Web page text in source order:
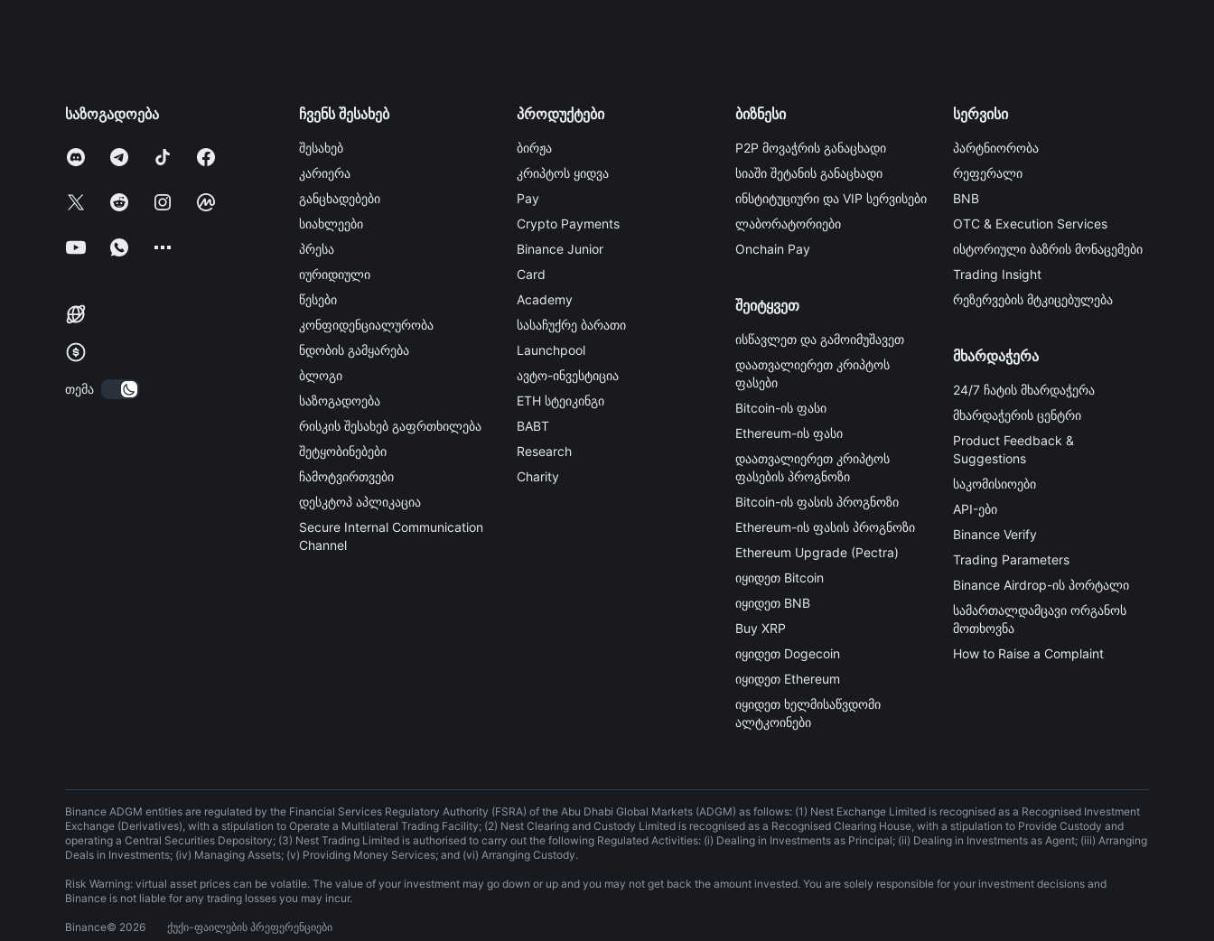
საზოგადოება
თემა
ჩვენს შესახებ
შესახებ
კარიერა
განცხადებები
სიახლეები
პრესა
იურიდიული
წესები
კონფიდენციალურობა
ნდობის გამყარება
ბლოგი
საზოგადოება
რისკის შესახებ გაფრთხილება
შეტყობინებები
ჩამოტვირთვები
დესკტოპ აპლიკაცია
Secure Internal Communication
Channel
პროდუქტები
ბირჟა
კრიპტოს ყიდვა
Pay
Crypto Payments
Binance Junior
Card
Academy
სასაჩუქრე ბარათი
Launchpool
ავტო-ინვესტიცია
ETH სტეიკინგი
BABT
Research
Charity
ბიზნესი
P2P მოვაჭრის განაცხადი
სიაში შეტანის განაცხადი
ინსტიტუციური და VIP სერვისები
ლაბორატორიები
Onchain Pay
შეიტყვეთ
ისწავლეთ და გამოიმუშავეთ
დაათვალიერეთ კრიპტოს
ფასები
Bitcoin-ის ფასი
Ethereum-ის ფასი
დაათვალიერეთ კრიპტოს
ფასების პროგნოზი
Bitcoin-ის ფასის პროგნოზი
Ethereum-ის ფასის პროგნოზი
Ethereum Upgrade (Pectra)
იყიდეთ Bitcoin
იყიდეთ BNB
Buy XRP
იყიდეთ Dogecoin
იყიდეთ Ethereum
იყიდეთ ხელმისაწვდომი
ალტკოინები
სერვისი
პარტნიორობა
რეფერალი
BNB
OTC & Execution Services
ისტორიული ბაზრის მონაცემები
Trading Insight
რეზერვების მტკიცებულება
მხარდაჭერა
24/7 ჩატის მხარდაჭერა
მხარდაჭერის ცენტრი
Product Feedback &
Suggestions
საკომისიოები
API-ები
Binance Verify
Trading Parameters
Binance Airdrop-ის პორტალი
სამართალდამცავი ორგანოს
მოთხოვნა
How to Raise a Complaint
Binance ADGM entities are regulated by the Financial Services Regulatory Authority (FSRA) of the Abu Dhabi Global Markets (ADGM) as follows: (1) Nest Exchange Limited is recognised as a Recognised Investment
Exchange (Derivatives), with a stipulation to Operate a Multilateral Trading Facility; (2) Nest Clearing and Custody Limited is recognised as a Recognised Clearing House, with a stipulation to Provide Custody and
operating a Central Securities Depository; (3) Nest Trading Limited is authorised to carry out the following Regulated Activities: (i) Dealing in Investments as Principal; (ii) Dealing in Investments as Agent; (iii) Arranging
Deals in Investments; (iv) Managing Assets; (v) Providing Money Services; and (vi) Arranging Custody.
Risk Warning: virtual asset prices can be volatile. The value of your investment may go down or up and you may not get back the amount invested. You are solely responsible for your investment decisions and
Binance is not liable for any trading losses you may incur.
Binance© 2026 ქუქი-ფაილების პრეფერენციები